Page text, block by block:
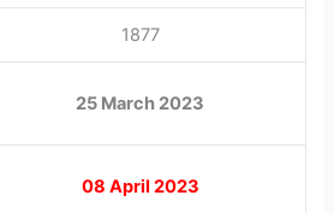
1877
25 March 2023
08 April 2023